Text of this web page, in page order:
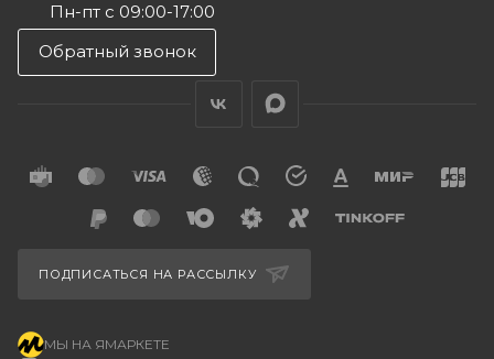
Пн-пт с 09:00-17:00
Обратный звонок
ПОДПИСАТЬСЯ НА РАССЫЛКУ
МЫ НА ЯМАРКЕТЕ